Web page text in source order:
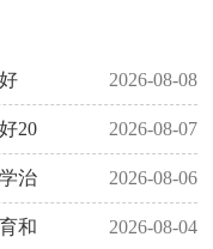
2026-08-08
20 2026-08-07
治 2026-08-06
和 2026-08-04